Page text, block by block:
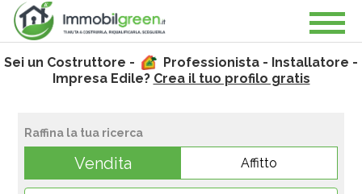
Sei un Costruttore -
Professionista - Installatore -
Impresa Edile? Crea il tuo profilo gratis
Raffina la tua ricerca
Vendita Affitto